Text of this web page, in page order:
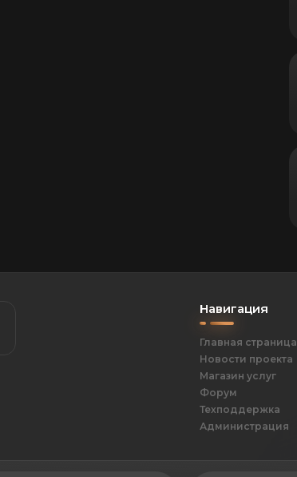
Навигация
Главная страница
Новости проекта
Магазин услуг
Форум
Техподдержка
Администрация